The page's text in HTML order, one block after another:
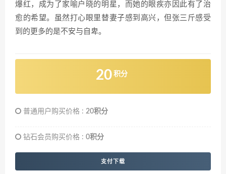
爆红，成为了家喻户晓的明星，而她的眼疾亦因此有了治
愈的希望。虽然打心眼里替妻子感到高兴，但张三斤感受
到的更多的是不安与自卑。
20 积分
普通用户购买价格 : 20积分
钻石会员购买价格 : 0积分
支付下载